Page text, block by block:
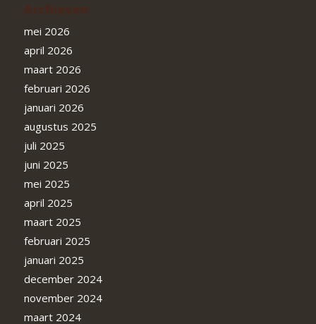
Archieven
mei 2026
april 2026
maart 2026
februari 2026
januari 2026
augustus 2025
juli 2025
juni 2025
mei 2025
april 2025
maart 2025
februari 2025
januari 2025
december 2024
november 2024
maart 2024